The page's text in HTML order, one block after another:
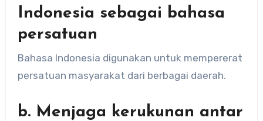
Indonesia sebagai bahasa
persatuan
Bahasa Indonesia digunakan untuk mempererat
persatuan masyarakat dari berbagai daerah.
b. Menjaga kerukunan antar